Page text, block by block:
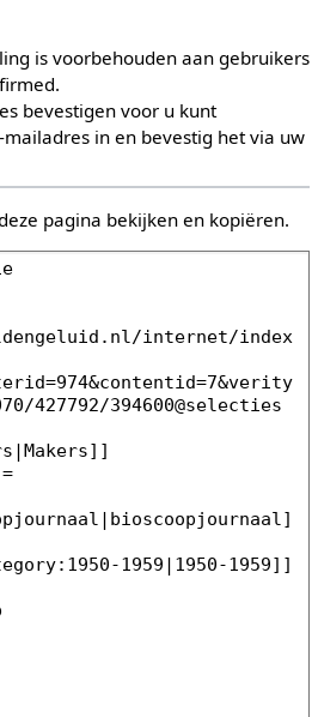
is voorbehouden aan gebruikers
bevestigen voor u kunt
in en bevestig het via uw
pagina bekijken en kopiëren.